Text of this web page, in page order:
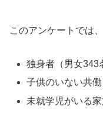
このアンケートでは、
独身者（男女343
子供のいない共働
未就学児がいる家